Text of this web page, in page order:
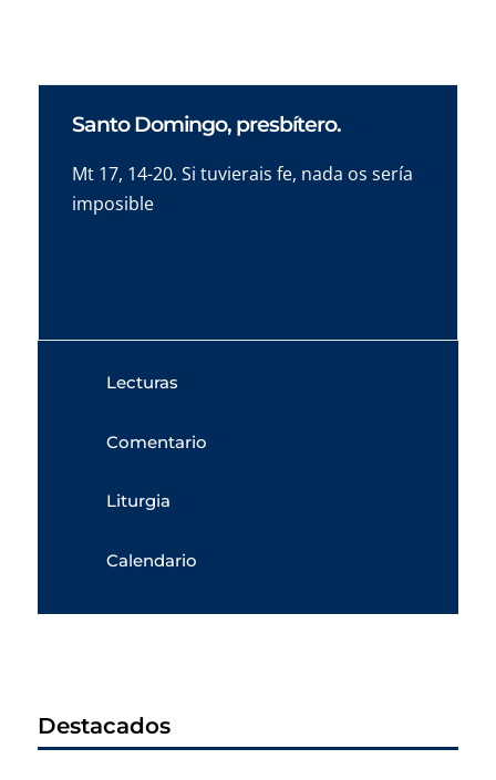
Santo Domingo, presbítero.
Mt 17, 14-20. Si tuvierais fe, nada os sería
imposible
Lecturas
Comentario
Liturgia
Calendario
Destacados